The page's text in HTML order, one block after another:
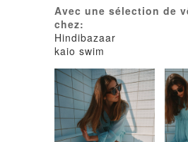
Avec une sélection de
chez:
Hindibazaar
kaio swim